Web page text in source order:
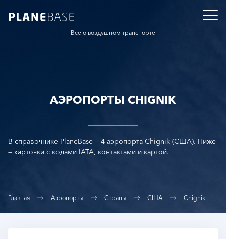
Все о воздушном транспорте
АЭРОПОРТЫ CHIGNIK
В справочнике PlaneBase — 4 аэропорта Chignik (США). Ниже
— карточки с кодами IATA, контактами и картой.
Главная Аэропорты Страны США Chignik